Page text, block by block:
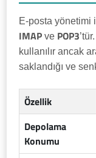
E-posta yönetimi
IMAP ve POP3
kullanılır ancak
saklandığı ve
Özellik
Depolama
Konumu